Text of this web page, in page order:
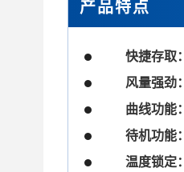
产品特点
快捷存取：
风量强劲：
曲线功能：
待机功能：
温度锁定：